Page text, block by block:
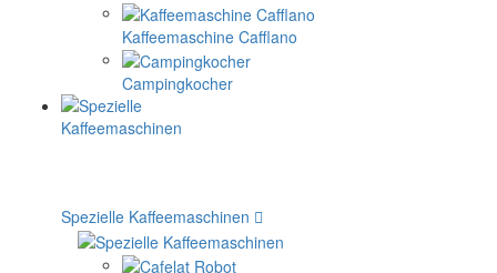
Kaffeemaschine Cafflano
Campingkocher
Spezielle Kaffeemaschinen